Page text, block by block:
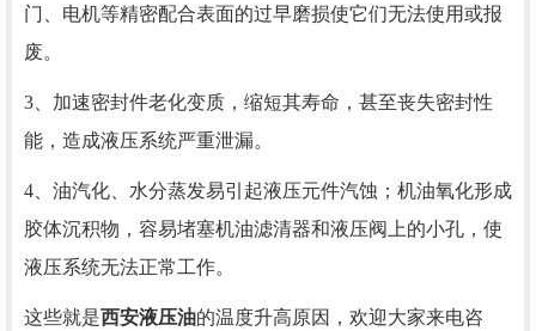
门、电机等精密配合表面的过早磨损使它们无法使用或报
废。
3、加速密封件老化变质，缩短其寿命，甚至丧失密封性
能，造成液压系统严重泄漏。
4、油汽化、水分蒸发易引起液压元件汽蚀；机油氧化形成
胶体沉积物，容易堵塞机油滤清器和液压阀上的小孔，使
液压系统无法正常工作。
这些就是西安液压油的温度升高原因，欢迎大家来电咨